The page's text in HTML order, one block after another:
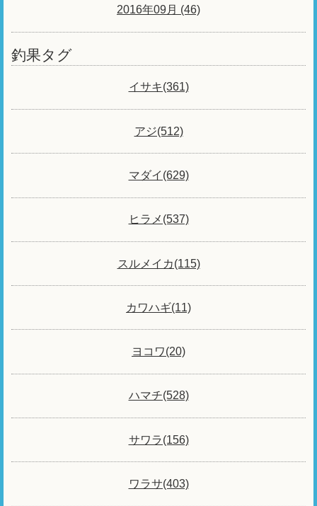
2016年09月 (46)
釣果タグ
イサキ(361)
アジ(512)
マダイ(629)
ヒラメ(537)
スルメイカ(115)
カワハギ(11)
ヨコワ(20)
ハマチ(528)
サワラ(156)
ワラサ(403)